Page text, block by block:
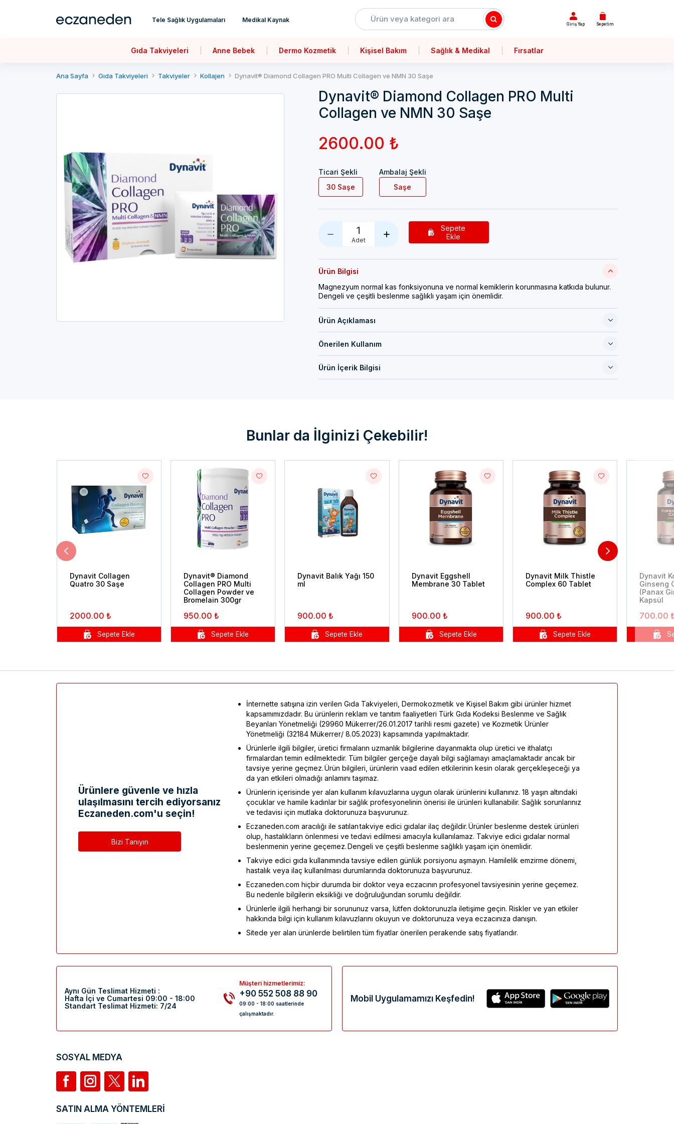
Tele Sağlık Uygulamaları Medikal Kaynak
Giriş Yap Sepetim
Gıda Takviyeleri Anne Bebek Dermo Kozmetik Kişisel Bakım Sağlık & Medikal Fırsatlar
Ana Sayfa Gıda Takviyeleri Takviyeler Kollajen Dynavit® Diamond Collagen PRO Multi Collagen ve NMN 30 Saşe
Dynavit® Diamond Collagen PRO Multi
Collagen ve NMN 30 Saşe
2600.00 ₺
Ticari Şekli
30 Saşe
Ambalaj Şekli
Saşe
1
Adet
Sepete
Ekle
Ürün Bilgisi
Magnezyum normal kas fonksiyonuna ve normal kemiklerin korunmasına katkıda bulunur.
Dengeli ve çeşitli beslenme sağlıklı yaşam için önemlidir.
Ürün Açıklaması
Önerilen Kullanım
Ürün İçerik Bilgisi
Bunlar da İlginizi Çekebilir!
Dynavit Collagen
Quatro 30 Saşe
2000.00 ₺
Dynavit® Diamond
Collagen PRO Multi
Collagen Powder ve
Bromelain 300gr
950.00 ₺
Dynavit Balık Yağı 150
ml
900.00 ₺
Dynavit Eggshell
Membrane 30 Tablet
900.00 ₺
Dynavit Milk Thistle
Complex 60 Tablet
900.00 ₺
Dynavit
Ginseng
(Panax
Kapsül
700.00
Ürünlere güvenle ve hızla
ulaşılmasını tercih ediyorsanız
Eczaneden.com'u seçin!
Bizi Tanıyın
İnternette satışına izin verilen Gıda Takviyeleri, Dermokozmetik ve Kişisel Bakım gibi ürünler hizmet
kapsamımızdadır. Bu ürünlerin reklam ve tanıtım faaliyetleri Türk Gıda Kodeksi Beslenme ve Sağlık
Beyanları Yönetmeliği (29960 Mükerrer/26.01.2017 tarihli resmi gazete) ve Kozmetik Ürünler
Yönetmeliği (32184 Mükerrer/ 8.05.2023) kapsamında yapılmaktadır.
Ürünlerle ilgili bilgiler, üretici firmaların uzmanlık bilgilerine dayanmakta olup üretici ve ithalatçı
firmalardan temin edilmektedir. Tüm bilgiler gerçeğe dayalı bilgi sağlamayı amaçlamaktadır ancak bir
tavsiye yerine geçmez. Ürün bilgileri, ürünlerin vaad edilen etkilerinin kesin olarak gerçekleşeceği ya
da yan etkileri olmadığı anlamını taşımaz.
Ürünlerin içerisinde yer alan kullanım kılavuzlarına uygun olarak ürünlerini kullanınız. 18 yaşın altındaki
çocuklar ve hamile kadınlar bir sağlık profesyonelinin önerisi ile ürünleri kullanabilir. Sağlık sorunlarınız
ve tedavisi için mutlaka doktorunuza başvurunuz.
Eczaneden.com aracılığı ile satılan takviye edici gıdalar ilaç değildir. Ürünler beslenme destek ürünleri
olup, hastalıkların önlenmesi ve tedavi edilmesi amacıyla kullanılamaz. Takviye edici gıdalar normal
beslenmenin yerine geçemez. Dengeli ve çeşitli beslenme sağlıklı yaşam için önemlidir.
Takviye edici gıda kullanımında tavsiye edilen günlük porsiyonu aşmayın. Hamilelik emzirme dönemi,
hastalık veya ilaç kullanılması durumlarında doktorunuza başvurunuz.
Eczaneden.com hiçbir durumda bir doktor veya eczacının profesyonel tavsiyesinin yerine geçemez.
Bu nedenle bilgilerin eksikliği ve doğruluğundan sorumlu değildir.
Ürünlerle ilgili herhangi bir sorununuz varsa, lütfen doktorunuzla iletişime geçin. Riskler ve yan etkiler
hakkında bilgi için kullanım kılavuzlarını okuyun ve doktorunuza veya eczacınıza danışın.
Sitede yer alan ürünlerde belirtilen tüm fiyatlar önerilen perakende satış fiyatlarıdır.
Aynı Gün Teslimat Hizmeti :
Hafta İçi ve Cumartesi 09:00 - 18:00
Standart Teslimat Hizmeti: 7/24
Müşteri hizmetlerimiz:
+90 552 508 88 90
09:00 - 18:00 saatlerinde
çalışmaktadır.
Mobil Uygulamamızı Keşfedin!
SOSYAL MEDYA
SATIN ALMA YÖNTEMLERİ